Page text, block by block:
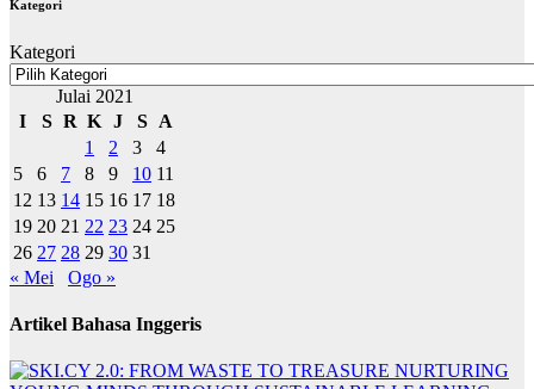
Kategori
Kategori
Julai 2021
I
S R K J S
A
1
2 3
4
5
6 7 8 9 10 11
12 13 14 15 16 17 18
19 20 21 22 23 24 25
26 27 28 29 30 31
« Mei
Ogo »
Artikel Bahasa Inggeris